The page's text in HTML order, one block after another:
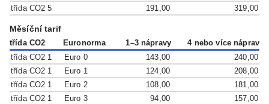
třída CO2 5
191,00 319,00
Měsíční tarif
třída CO2
Euronorma 1–3 nápravy
4 nebo více náprav
třída CO2 1
Euro 0 143,00
240,00
třída CO2 1
Euro 1 124,00
208,00
třída CO2 1
Euro 2 108,00
181,00
třída CO2 1
Euro 3 94,00
157,00